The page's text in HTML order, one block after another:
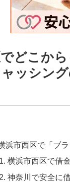
どこか
ッシン
浜市西区で「ブ
横浜市西区で借
神奈川で安全に